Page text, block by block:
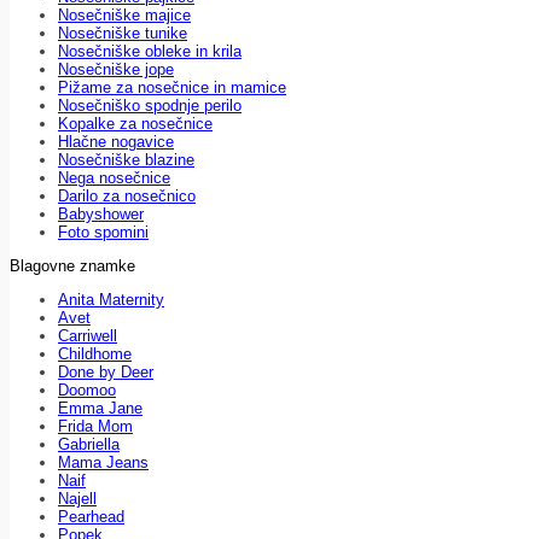
Nosečniške majice
Nosečniške tunike
Nosečniške obleke in krila
Nosečniške jope
Pižame za nosečnice in mamice
Nosečniško spodnje perilo
Kopalke za nosečnice
Hlačne nogavice
Nosečniške blazine
Nega nosečnice
Darilo za nosečnico
Babyshower
Foto spomini
Blagovne znamke
Anita Maternity
Avet
Carriwell
Childhome
Done by Deer
Doomoo
Emma Jane
Frida Mom
Gabriella
Mama Jeans
Naif
Najell
Pearhead
Popek